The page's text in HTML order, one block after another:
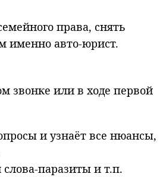
права, снять
именно авто-юрист.
звонке или в ходе первой
и узнаёт все нюансы,
паразиты и т.п.